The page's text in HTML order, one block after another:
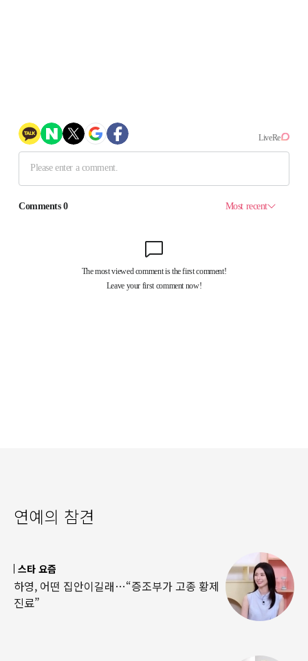
연예의 참견
스타 요즘
하영, 어떤 집안이길래…“증조부가 고종 황제
진료”